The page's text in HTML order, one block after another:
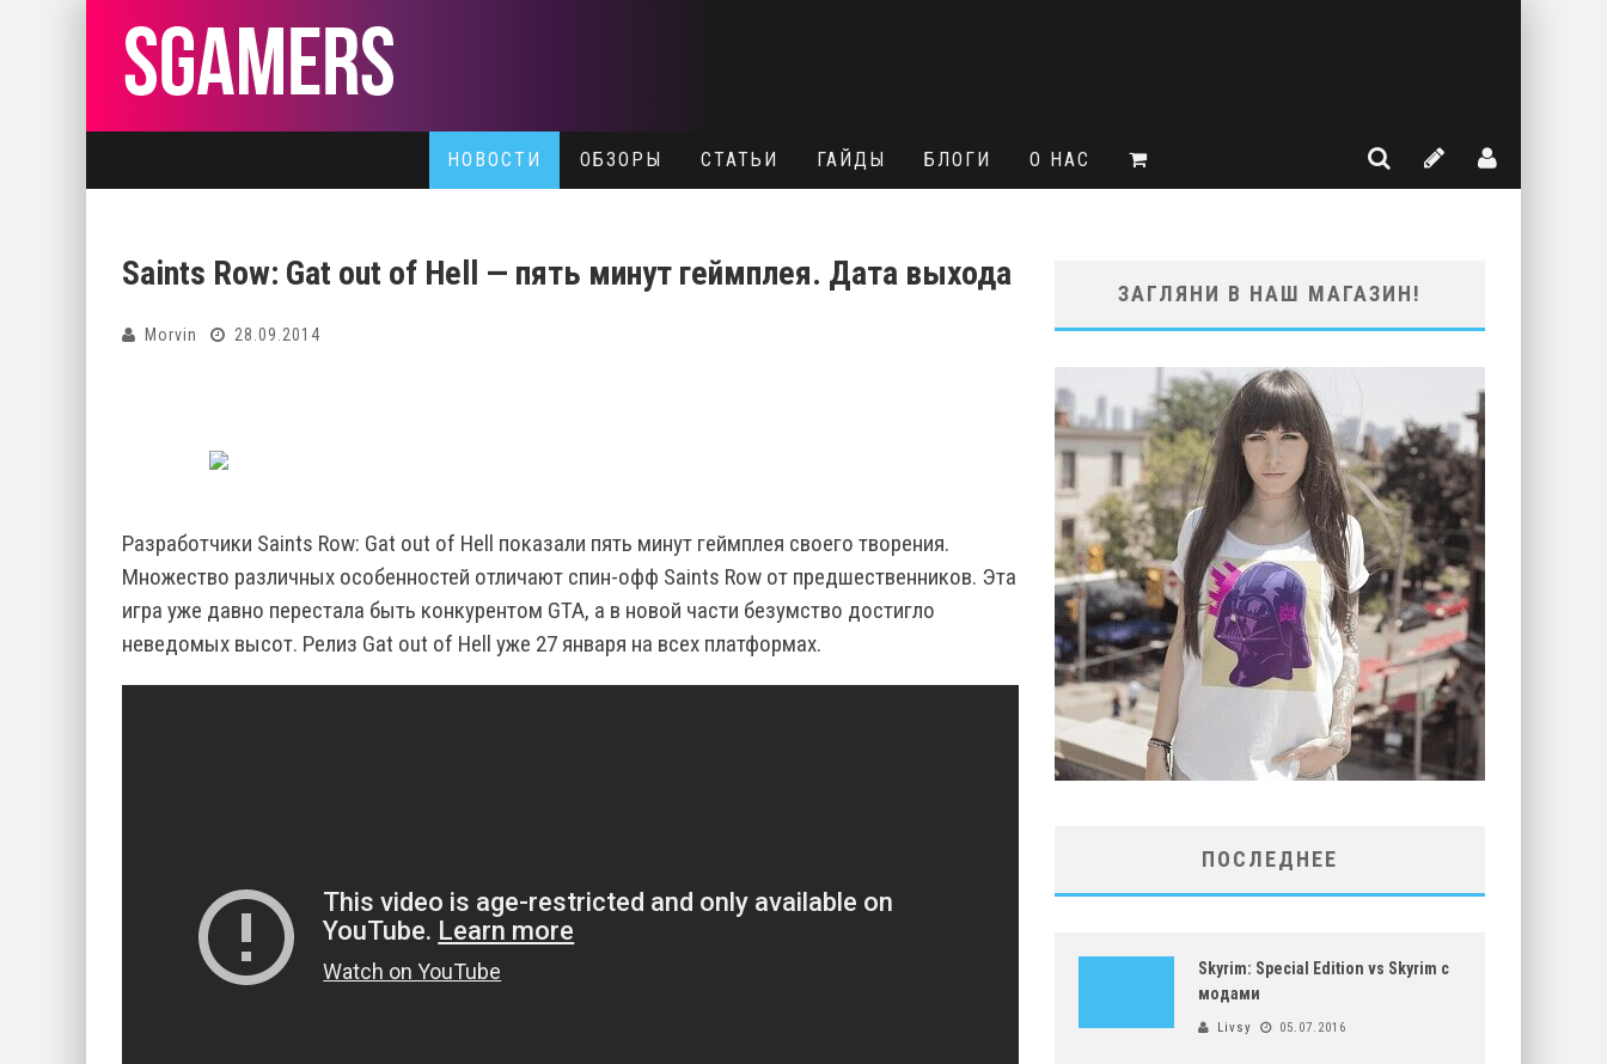
НОВОСТИ ОБЗОРЫ СТАТЬИ ГАЙДЫ БЛОГИ О НАС
Saints Row: Gat out of Hell — пять минут геймплея. Дата выхода
Morvin 28.09.2014
Разработчики Saints Row: Gat out of Hell показали пять минут геймплея своего творения.
Множество различных особенностей отличают спин-офф Saints Row от предшественников. Эта
игра уже давно перестала быть конкурентом GTA, а в новой части безумство достигло
неведомых высот. Релиз Gat out of Hell уже 27 января на всех платформах.
ЗАГЛЯНИ В НАШ МАГАЗИН!
ПОСЛЕДНЕЕ
Skyrim: Special Edition vs Skyrim с
модами
Livsy 05.07.2016